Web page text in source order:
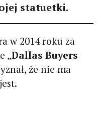
statuetki.
w 2014 roku za
„Dallas Buyers
że nie ma